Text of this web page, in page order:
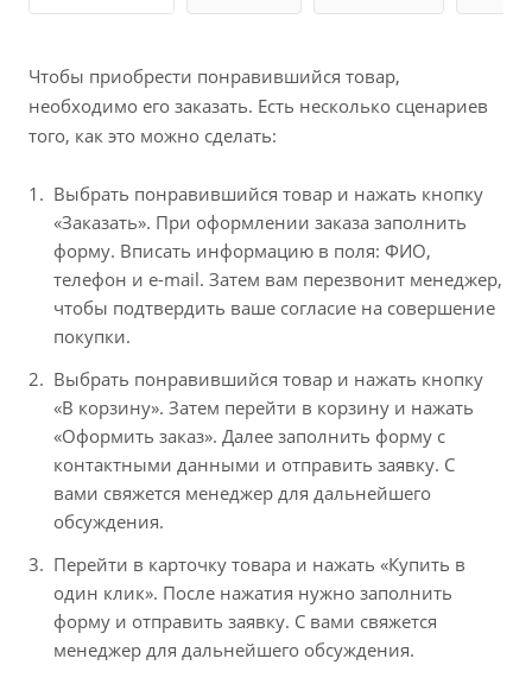
Чтобы приобрести понравившийся товар,
необходимо его заказать. Есть несколько сценариев
того, как это можно сделать:
Выбрать понравившийся товар и нажать кнопку
«Заказать». При оформлении заказа заполнить
форму. Вписать информацию в поля: ФИО,
телефон и e-mail. Затем вам перезвонит менеджер,
чтобы подтвердить ваше согласие на совершение
покупки.
Выбрать понравившийся товар и нажать кнопку
«В корзину». Затем перейти в корзину и нажать
«Оформить заказ». Далее заполнить форму с
контактными данными и отправить заявку. С
вами свяжется менеджер для дальнейшего
обсуждения.
Перейти в карточку товара и нажать «Купить в
один клик». После нажатия нужно заполнить
форму и отправить заявку. С вами свяжется
менеджер для дальнейшего обсуждения.